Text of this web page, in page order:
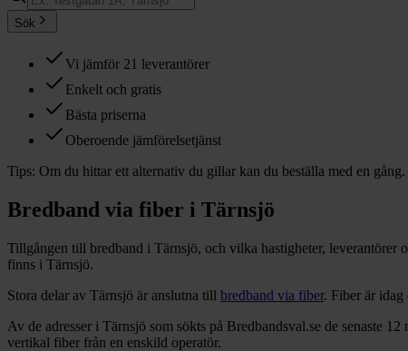
Sök
Vi jämför 21 leverantörer
Enkelt och gratis
Bästa priserna
Oberoende jämförelsetjänst
Tips: Om du hittar ett alternativ du gillar kan du beställa med en
Bredband via fiber i Tärnsjö
Tillgången till bredband i Tärnsjö, och vilka hastigheter, leverantörer
finns i Tärnsjö.
Stora delar av Tärnsjö är anslutna till bredband via fiber. Fiber är idag
Av de adresser i Tärnsjö som sökts på Bredbandsval.se de senaste 12
vertikal fiber från en enskild operatör.